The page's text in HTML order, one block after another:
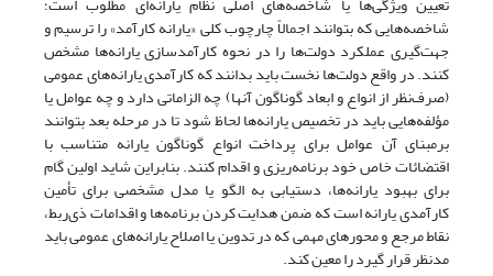
شاخصه‌هایی که بتوانند اجمالاً چارچوب کلی «یارانه کارآمد» را ترسیم و
جهت‌گیری عملکرد دولت‌ها را در نحوه کارآمدسازی یارانه‌ها مشخص
کنند. در واقع دولت‌ها نخست باید بدانند که کارآمدی یارانه‌های عمومی
(صرف‌نظر از انواع و ابعاد گوناگون آنها) چه الزاماتی دارد و چه عوامل یا
مؤلفه‌هایی باید در تخصیص یارانه‌ها لحاظ شود تا در مرحله بعد بتوانند
برمبنای آن عوامل برای پرداخت انواع گوناگون یارانه متناسب با
اقتضائات خاص خود برنامه‌ریزی و اقدام کنند. بنابراین شاید اولین گام
برای بهبود یارانه‌ها، دستیابی به الگو یا مدل مشخصی برای تأمین
کارآمدی یارانه است که ضمن هدایت کردن برنامه‌ها و اقدامات ذی‌ربط،
نقاط مرجع و محورهای مهمی که در تدوین یا اصلاح یارانه‌های عمومی باید
مدنظر قرار گیرد را معین کند.